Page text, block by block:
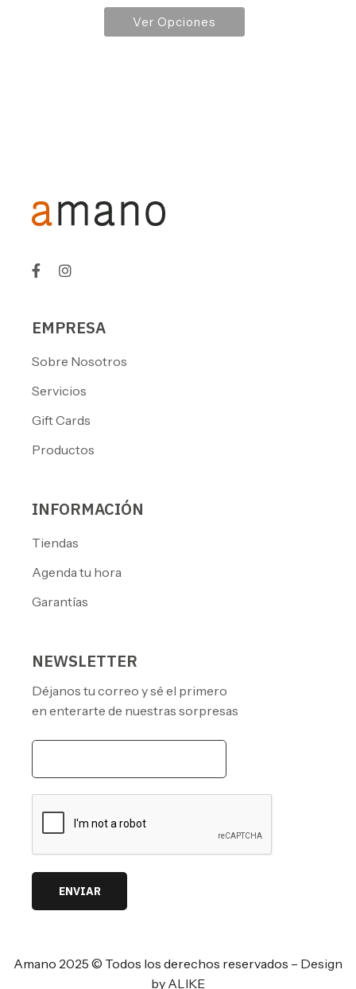
Ver Opciones
EMPRESA
Sobre Nosotros
Servicios
Gift Cards
Productos
INFORMACIÓN
Tiendas
Agenda tu hora
Garantías
NEWSLETTER
Déjanos tu correo y sé el primero
en enterarte de nuestras sorpresas
ENVIAR
Amano 2025 © Todos los derechos reservados – Design
by ALIKE